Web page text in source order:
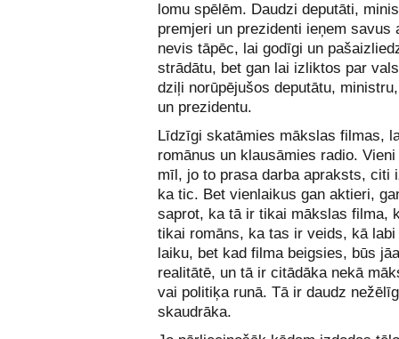
lomu spēlēm. Daudzi deputāti,
premjeri un prezidenti ieņem savus
nevis tāpēc, lai godīgi un
strādātu, bet gan lai izliktos par
dziļi norūpējušos deputātu,
un prezidentu.
Līdzīgi skatāmies mākslas filmas,
romānus un klausāmies radio.
mīl, jo to prasa darba apraksts, citi
ka tic. Bet vienlaikus gan aktieri,
saprot, ka tā ir tikai mākslas filma,
tikai romāns, ka tas ir veids, kā
laiku, bet kad filma beigsies, būs
realitātē, un tā ir citādāka nekā
vai politiķa runā. Tā ir daudz
skaudrāka.